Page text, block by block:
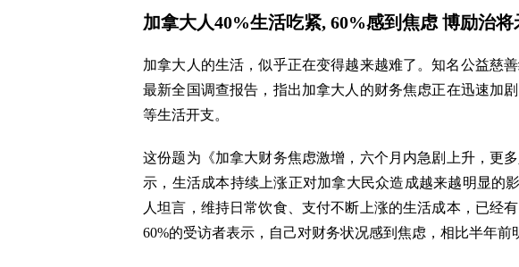
加拿大人40%生活吃紧, 60%感到焦虑 博励治
加拿大人的生活，似乎正在变得越来越难了。知名公益慈
最新全国调查报告，指出加拿大人的财务焦虑正在迅速加
等生活开支。
这份题为《加拿大财务焦虑激增，六个月内急剧上升，更
示，生活成本持续上涨正对加拿大民众造成越来越明显的
人坦言，维持日常饮食、支付不断上涨的生活成本，已
60%的受访者表示，自己对财务状况感到焦虑，相比半年前